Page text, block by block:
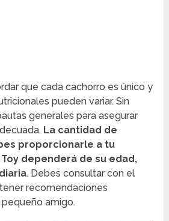
que cada cachorro es único y
pueden variar. Sin
generales para asegurar
La cantidad de
proporcionarle a tu
dependerá de su edad,
. Debes consultar con el
recomendaciones
amigo.